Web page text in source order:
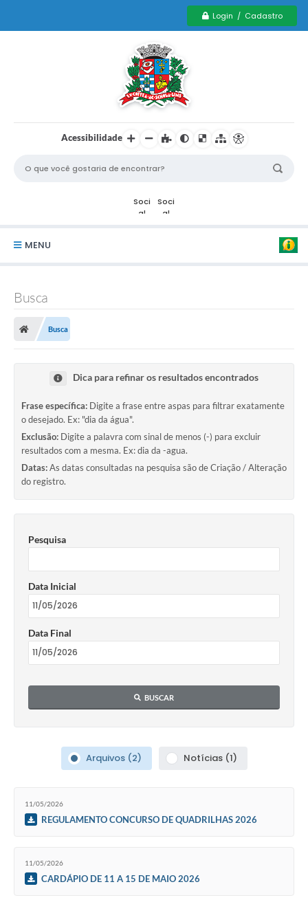
Login / Cadastro
Acessibilidade
MENU
Ouvidoria
Departamentos
Utilidade Pública
Informações
X Conferência Municipal de Saúde de Lins
responsáveis de pessoas com deficiência
PALESTRA SETEMBRO AMARELO - DRA. BEATRIZ GODOY
Relação dos Itinerários do Transporte Público
Consulta Pública sobre o Plano Municipal de
FAQ
Lei Orgânica
Infraestrutura
Busca
Busca
Dica para refinar os resultados encontrados
Frase específica: Digite a frase entre aspas para filtrar exatamente
o desejado. Ex: "dia da água".
Exclusão: Digite a palavra com sinal de menos (-) para excluir
resultados com a mesma. Ex: dia da -agua.
Datas:As datas consultadas na pesquisa são de Criação / Alteração
do registro.
Pesquisa
Data Inicial
Data Final
BUSCAR
Arquivos (2) Notícias (1)
11/05/2026
REGULAMENTO CONCURSO DE QUADRILHAS 2026
11/05/2026
CARDÁPIO DE 11 A 15 DE MAIO 2026